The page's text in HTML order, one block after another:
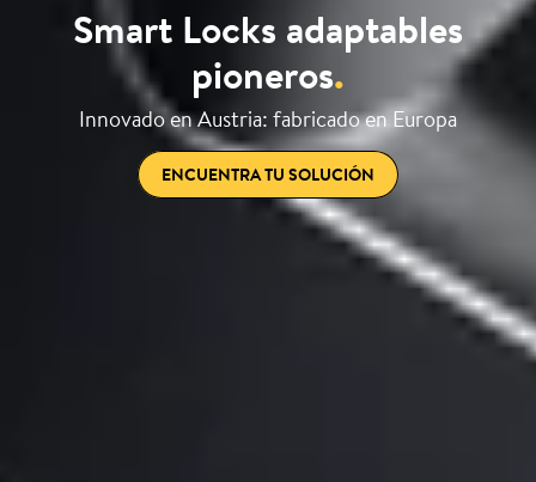
Smart Locks adaptables
pioneros.
Innovado en Austria: fabricado en Europa
ENCUENTRA TU SOLUCIÓN